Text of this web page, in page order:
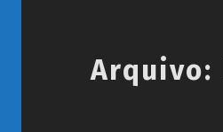
Introduction
Arquivo: